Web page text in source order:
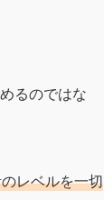
るのではな
レベルを一切